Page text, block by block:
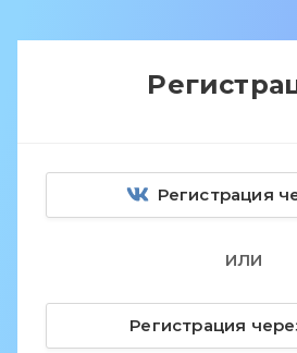
Регистрация
ИЛИ
Регистрация